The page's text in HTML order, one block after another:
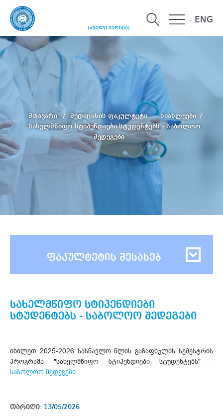
(ძველი ვერსია)
ENG
მთავარი მედიცინის ფაკულტეტი
სიახლეები
სახელმწიფო სტიპენდიები სტუდენტებს - საბოლოო
შედეგები
ფაკულტეტის შესახებ
სახელმწიფო სტიპენდიები
სტუდენტებს - საბოლოო შედეგები
იხილეთ 2025-2026 სასწავლო წლის გაზაფხულის სემესტრის
პროგრამა "სახელმწიფო სტიპენდიები სტუდენტებს" -
საბოლოო შედეგები.
თარიღი: 13/05/2026